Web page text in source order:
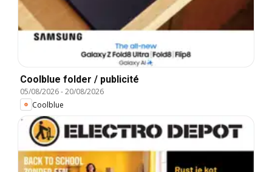
Coolblue folder / publicité
05/08/2026-20/08/2026
Coolblue